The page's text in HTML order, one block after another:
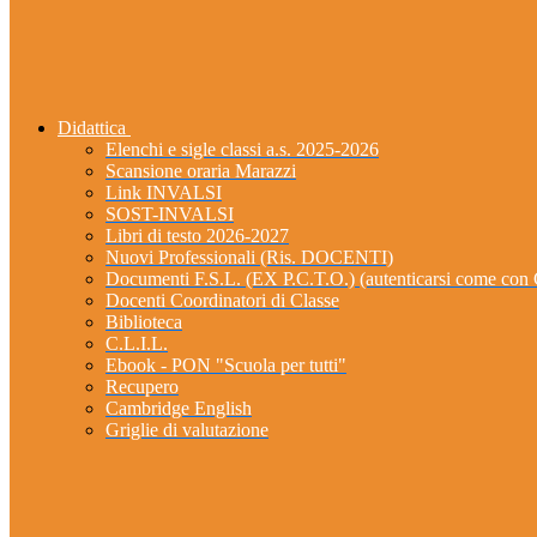
Didattica
Elenchi e sigle classi a.s. 2025-2026
Scansione oraria Marazzi
Link INVALSI
SOST-INVALSI
Libri di testo 2026-2027
Nuovi Professionali (Ris. DOCENTI)
Documenti F.S.L. (EX P.C.T.O.) (autenticarsi come
Docenti Coordinatori di Classe
Biblioteca
C.L.I.L.
Ebook - PON "Scuola per tutti"
Recupero
Cambridge English
Griglie di valutazione